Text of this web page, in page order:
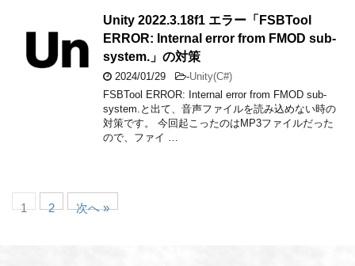
Unity 2022.3.18f1 エラー「FSBTool
ERROR: Internal error from FMOD sub-
system.」の対策
2024/01/29 -Unity(C#)
FSBTool ERROR: Internal error from FMOD sub-
system.と出て、音声ファイルを読み込めない時の
対策です。 今回起こったのはMP3ファイルだった
ので、ファイ …
1 2 次へ »